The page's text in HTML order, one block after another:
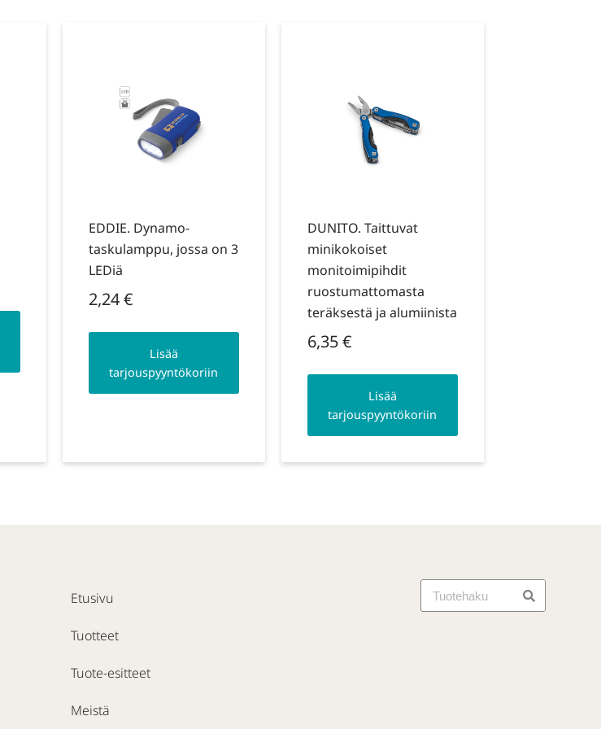
EDDIE. Dynamo-
taskulamppu, jossa on 3
LEDiä
2,24€
Lisää
tarjouspyyntökoriin
DUNITO. Taittuvat
minikokoiset
monitoimipihdit
ruostumattomasta
teräksestä ja alumiinista
6,35€
Lisää
tarjouspyyntökoriin
Etusivu
Tuotteet
Tuote-esitteet
Meistä